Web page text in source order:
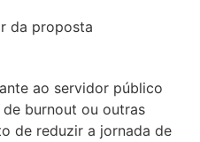
da proposta
ao servidor público
burnout ou outras
de reduzir a jornada de